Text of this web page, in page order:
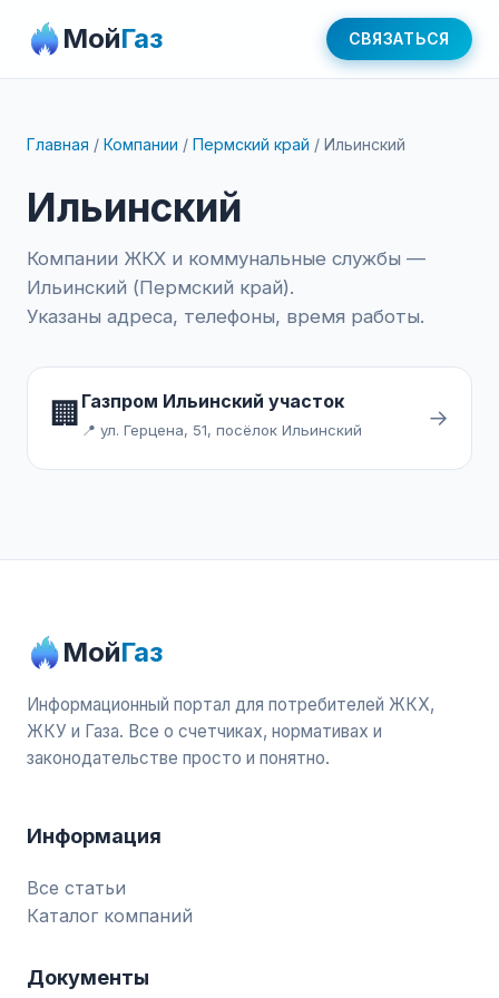
МойГаз СВЯЗАТЬСЯ
Главная / Компании / Пермский край / Ильинский
Ильинский
Компании ЖКХ и коммунальные службы —
Ильинский (Пермский край).
Указаны адреса, телефоны, время работы.
🏢 Газпром Ильинский участок
📍 ул. Герцена, 51, посёлок Ильинский →
МойГаз
Информационный портал для потребителей ЖКХ,
ЖКУ и Газа. Все о счетчиках, нормативах и
законодательстве просто и понятно.
Информация
Все статьи
Каталог компаний
Документы